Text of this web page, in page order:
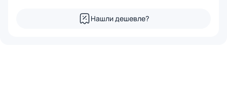
Нашли дешевле?